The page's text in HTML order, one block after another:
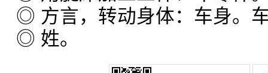
◎ 方言，转动身体：车身。
◎ 姓。